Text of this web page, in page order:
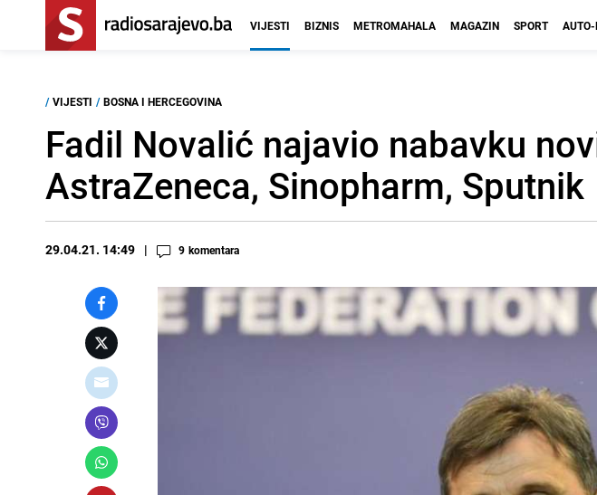
VIJESTI BIZNIS METROMAHALA MAGAZIN SPORT
/ VIJESTI / BOSNA I HERCEGOVINA
Fadil Novalić najavio nabavku
AstraZeneca, Sinopharm, Sputnik
29.04.21. 14:49 9 komentara